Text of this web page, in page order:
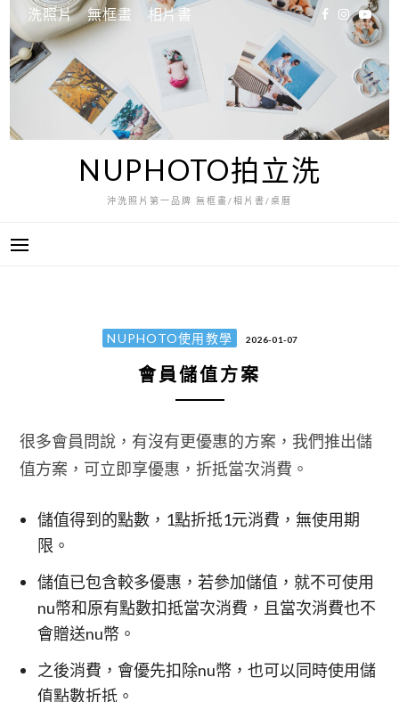
至
主
要
容
洗照片 無框畫 相片書
NUPHOTO拍立洗
沖洗照片第一品牌 無框畫/相片書/桌曆
NUPHOTO使用教學 2026-01-07
會員儲值方案
很多會員問說，有沒有更優惠的方案，我們推出儲
值方案，可立即享優惠，折抵當次消費。
儲值得到的點數，1點折抵1元消費，無使用期
限。
儲值已包含較多優惠，若參加儲值，就不可使用
nu幣和原有點數扣抵當次消費，且當次消費也不
會贈送nu幣。
之後消費，會優先扣除nu幣，也可以同時使用儲
值點數折抵。